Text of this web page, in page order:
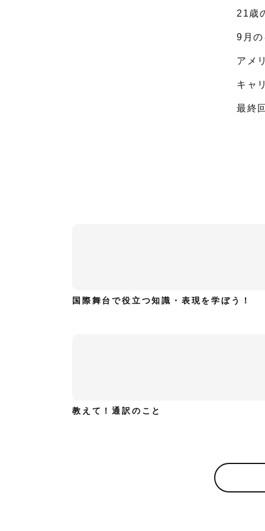
21歳
9月
アメ
キャ
最終
国際舞台で役立つ知識・表現を学ぼう！
教えて！通訳のこと